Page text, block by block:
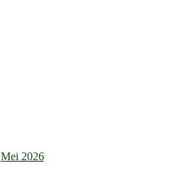
Mei 2026